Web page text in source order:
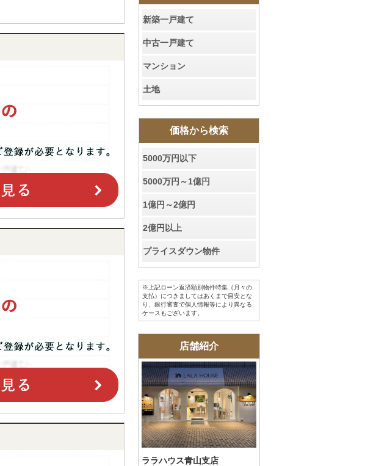
新築一戸建て
中古一戸建て
マンション
土地
価格から検索
5000万円以下
5000万円～1億円
1億円～2億円
2億円以上
プライスダウン物件
※上記ローン返済額別物件特集（月々の
支払）につきましてはあくまで目安とな
り、銀行審査で個人情報等により異なる
ケースもございます。
店舗紹介
ララハウス青山支店